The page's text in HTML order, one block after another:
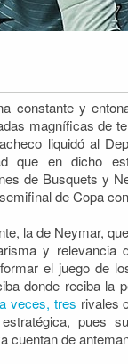
constante y
magníficas de
liquidó al
que en dicho
de Busquets y
de Copa
la de Neymar,
y relevancia
el juego de
donde reciba la
veces, tres rivales
pues
cuentan de